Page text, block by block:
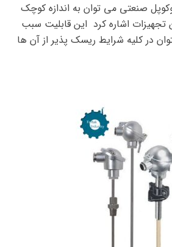
صنعتی می توان به اندازه کوچک
تجهیزات اشاره کرد این قابلیت سبب
در کلیه شرایط ریسک پذیر از آن ها